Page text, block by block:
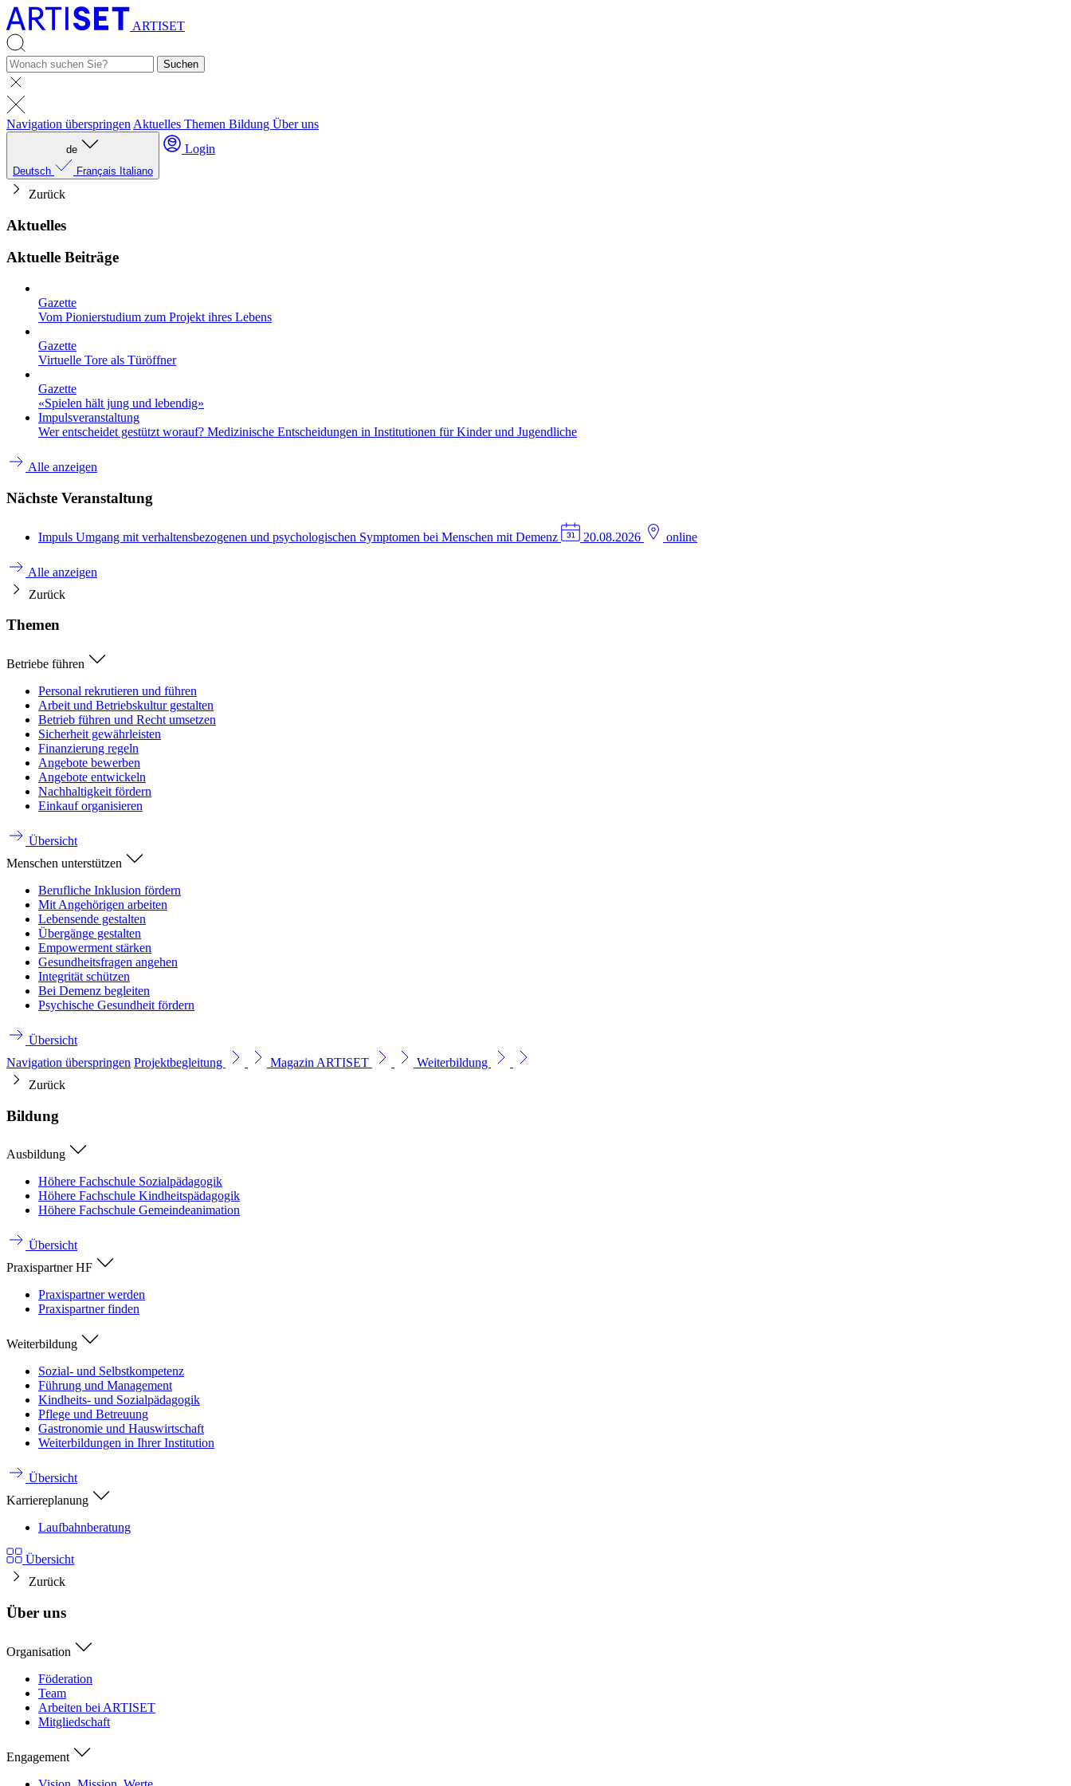
ARTISET
Suchen
Navigation überspringen Aktuelles Themen Bildung Über uns
de
Deutsch
Français Italiano
Login
Zurück
Aktuelles
Aktuelle Beiträge
Gazette
Vom Pionierstudium zum Projekt ihres Lebens
Gazette
Virtuelle Tore als Türöffner
Gazette
«Spielen hält jung und lebendig»
Impulsveranstaltung
Wer entscheidet gestützt worauf? Medizinische Entscheidungen in Institutionen für Kinder und Jugendliche
Alle anzeigen
Nächste Veranstaltung
Impuls Umgang mit verhaltensbezogenen und psychologischen Symptomen bei Menschen mit Demenz 20.08.2026 online
Alle anzeigen
Zurück
Themen
Betriebe führen
Personal rekrutieren und führen
Arbeit und Betriebskultur gestalten
Betrieb führen und Recht umsetzen
Sicherheit gewährleisten
Finanzierung regeln
Angebote bewerben
Angebote entwickeln
Nachhaltigkeit fördern
Einkauf organisieren
Übersicht
Menschen unterstützen
Berufliche Inklusion fördern
Mit Angehörigen arbeiten
Lebensende gestalten
Übergänge gestalten
Empowerment stärken
Gesundheitsfragen angehen
Integrität schützen
Bei Demenz begleiten
Psychische Gesundheit fördern
Übersicht
Navigation überspringen Projektbegleitung Magazin ARTISET
Weiterbildung
Zurück
Bildung
Ausbildung
Höhere Fachschule Sozialpädagogik
Höhere Fachschule Kindheitspädagogik
Höhere Fachschule Gemeindeanimation
Übersicht
Praxispartner HF
Praxispartner werden
Praxispartner finden
Weiterbildung
Sozial- und Selbstkompetenz
Führung und Management
Kindheits- und Sozialpädagogik
Pflege und Betreuung
Gastronomie und Hauswirtschaft
Weiterbildungen in Ihrer Institution
Übersicht
Karriereplanung
Laufbahnberatung
Übersicht
Zurück
Über uns
Organisation
Föderation
Team
Arbeiten bei ARTISET
Mitgliedschaft
Engagement